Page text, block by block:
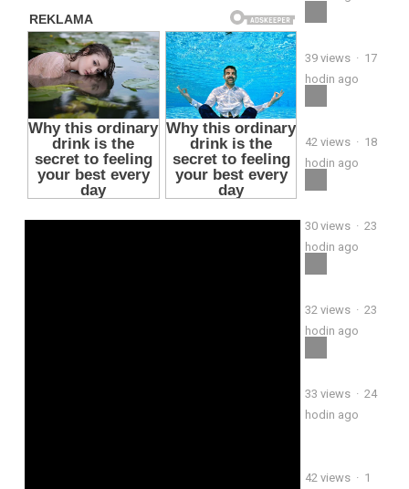
39 views · 17
hodin ago
42 views · 18
hodin ago
30 views · 23
hodin ago
32 views · 23
hodin ago
33 views · 24
hodin ago
42 views · 1